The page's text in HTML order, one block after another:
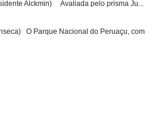
Alckmin) Avaliada pelo prisma Ju...
O Parque Nacional do Peruaçu, com